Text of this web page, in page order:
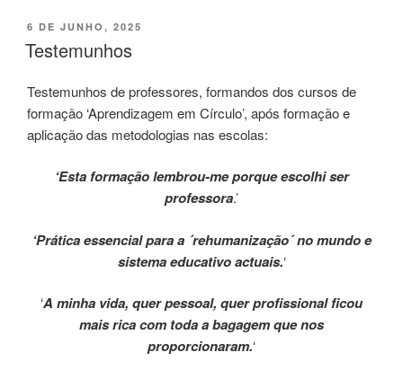
PUBLICADO
EM
6 DE JUNHO, 2025
Testemunhos
Testemunhos de professores, formandos dos cursos de
formação ‘Aprendizagem em Círculo’, após formação e
aplicação das metodologias nas escolas:
‘Esta formação lembrou-me porque escolhi ser
professora.’
‘Prática essencial para a ´rehumanização´ no mundo e
sistema educativo actuais.‘
‘A minha vida, quer pessoal, quer profissional ficou
mais rica com toda a bagagem que nos
proporcionaram.‘